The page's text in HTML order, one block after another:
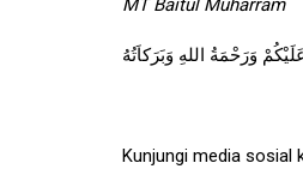
MT Baitul Muharram
وَرَحْمَةُ اللهِ وَبَرَكاَتُهُ
Kunjungi media sosial